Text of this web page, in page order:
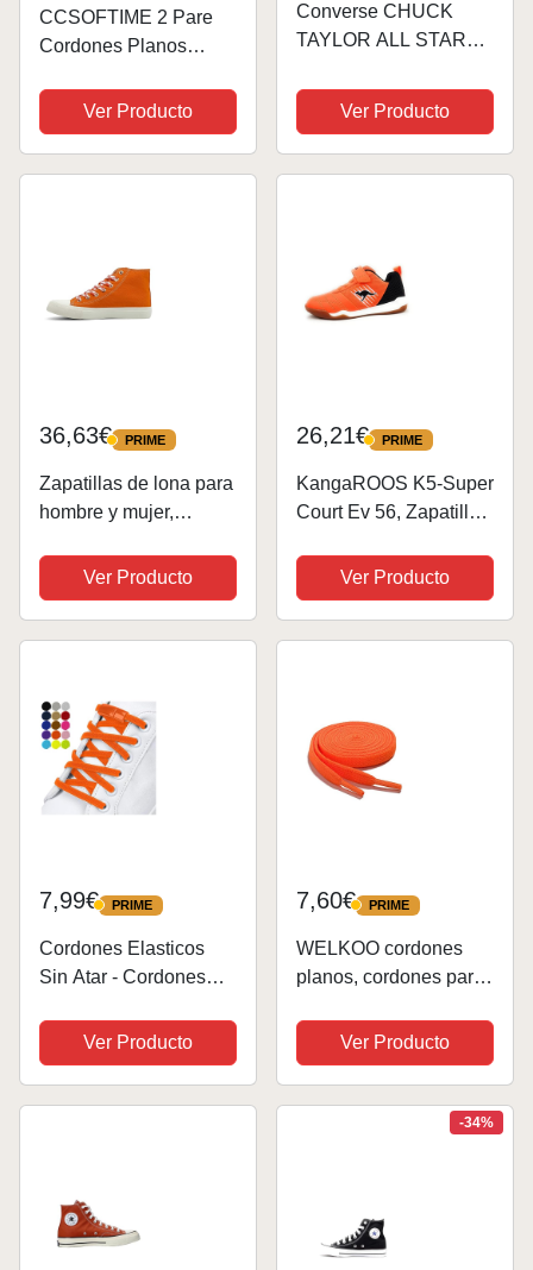
CCSOFTIME 2 Pare
Cordones Planos
Sustituir Cordones
para Zapatillas de
Converse Air Force
Ver Producto
Converse CHUCK
TAYLOR ALL STAR
PLANAS Unisex
Ver Producto
36,63€ PRIME
PRIME
Zapatillas de lona para
hombre y mujer,
de caña alta, a la
moda, bordadas,
informales, con
melocotón,...
Ver Producto
26,21€ PRIME
PRIME
KangaROOS K5-Super
Court Ev 56, Zapatillas,
7950, 32 EU
Ver Producto
7,99€ PRIME
PRIME
Cordones Elasticos
Sin Atar - Cordones
con Cierres
Magneticos - Aptos en
Zapatos y Zapatillas -
Ver Producto
7,60€ PRIME
PRIME
WELKOO cordones
planos, cordones para
pares. Colores naranja
y largo (120cm x 8mm).
Compatible con Nike,
Adidas, Converse,
Ver Producto
-34%